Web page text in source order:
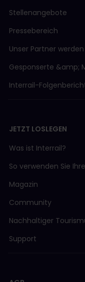
Stellenangebote
Pressebereich
Unser Partner werden
Gesponserte &amp;
Interrail-
JETZT LOSLEGEN
Was ist Interrail?
So verwenden Sie
Magazin
Community
Nachhaltiger
Support